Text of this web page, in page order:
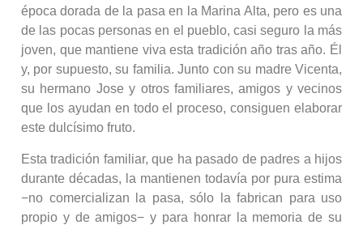
época dorada de la pasa en la Marina Alta, pero es una
de las pocas personas en el pueblo, casi seguro la más
joven, que mantiene viva esta tradición año tras año. Él
y, por supuesto, su familia. Junto con su madre Vicenta,
su hermano Jose y otros familiares, amigos y vecinos
que los ayudan en todo el proceso, consiguen elaborar
este dulcísimo fruto.
Esta tradición familiar, que ha pasado de padres a hijos
durante décadas, la mantienen todavía por pura estima
−no comercializan la pasa, sólo la fabrican para uso
propio y de amigos− y para honrar la memoria de su